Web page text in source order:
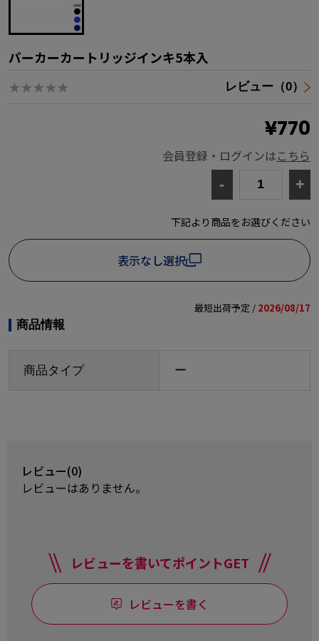
パーカーカートリッジインキ5本入
★★★★★ レビュー（0）
¥770
会員登録・ログインはこちら
- +
下記より商品をお選びください
表示なし選択
最短出荷予定 / 2026/08/17
商品情報
商品タイプ ー
レビュー(0)
レビューはありません。
レビューを書いてポイントGET
レビューを書く